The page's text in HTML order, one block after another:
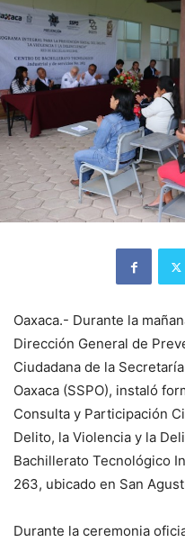
Oaxaca.- Durante la
Dirección General de
Ciudadana de la
Oaxaca (SSPO), instaló
Consulta y Participación
Delito, la Violencia y la
Bachillerato Tecnológico
263, ubicado en San
Durante la ceremonia